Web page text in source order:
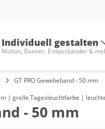
Individuell gestalten
Molton, Banner, Einlassbänder &
GT PRO Gewebeband - 50 mm
| grelle Tagesleuchtfarbe |
- 50 mm